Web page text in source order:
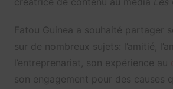
Fatou Guinea a souhaité partager
sur de nombreux sujets: l’amitié,
l’entreprenariat, son expérience au
son engagement pour des causes